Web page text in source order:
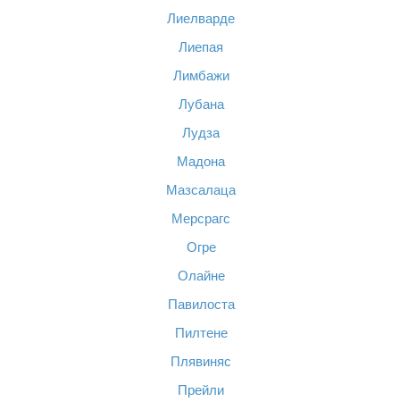
Лиелварде
Лиепая
Лимбажи
Лубана
Лудза
Мадона
Мазсалаца
Мерсрагс
Огре
Олайне
Павилоста
Пилтене
Плявиняс
Прейли